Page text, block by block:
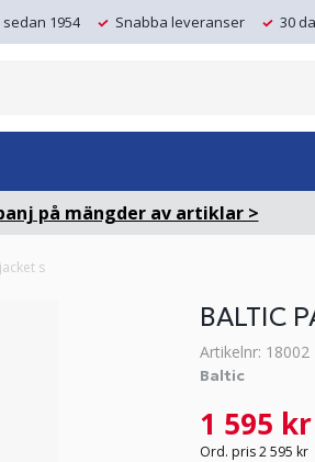
1954 Snabba leveranser 30
på mängder av artiklar >
s
BALTIC
Artikelnr: 18002
Baltic
1 595 kr
Ord. pris 2 595 kr